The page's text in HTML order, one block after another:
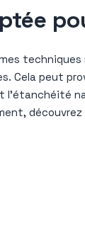
Cela peut
découvrez